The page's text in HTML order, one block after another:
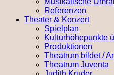
Referenzen
Theater & Konzert
Spielplan
Kulturhöhepunkte
Produktionen
Theatrum bildet /
Theatrum Juventa